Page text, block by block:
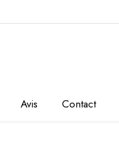
Avis Contact